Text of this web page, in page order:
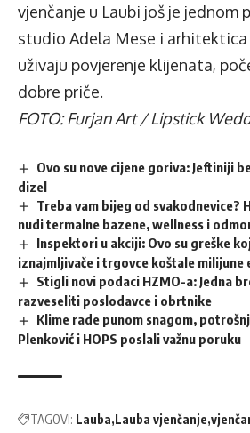
vjenčanje u Laubi još je jednom
studio Adela Mese i arhitektica
uživaju povjerenje klijenata,
dobre priče.
FOTO: Furjan Art / Lipstick
Ovo su nove cijene goriva: Jeftiniji
dizel
Treba vam bijeg od svakodnevice?
nudi termalne bazene, wellness i
Inspektori u akciji: Ovo su greške
iznajmljivače i trgovce koštale milijune
Stigli novi podaci HZMO-a: Jedna
razveseliti poslodavce i obrtnike
Klime rade punom snagom,
Plenković i HOPS poslali važnu poruku
TAGOVI: Lauba Lauba vjenčanje